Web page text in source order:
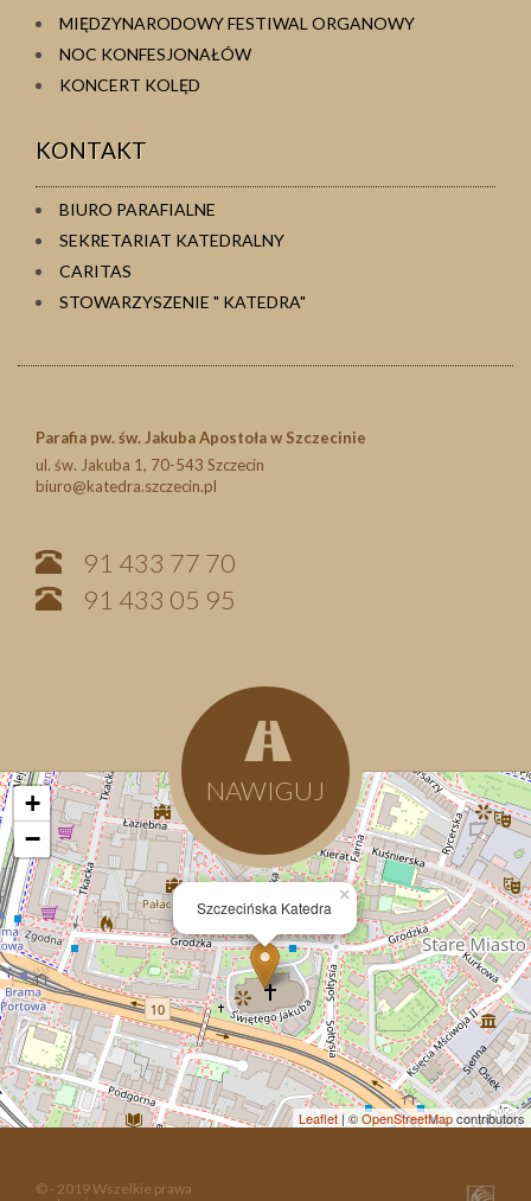
MIĘDZYNARODOWY FESTIWAL ORGANOWY
NOC KONFESJONAŁÓW
KONCERT KOLĘD
KONTAKT
BIURO PARAFIALNE
SEKRETARIAT KATEDRALNY
CARITAS
STOWARZYSZENIE " KATEDRA"
Parafia pw. św. Jakuba Apostoła w Szczecinie
ul. św. Jakuba 1, 70-543 Szczecin
biuro@katedra.szczecin.pl
91 433 77 70
91 433 05 95
NAWIGUJ
Szczecińska Katedra
×
+
−
Leaflet | ©OpenStreetMapcontributors
© - 2019 Wszelkie prawa